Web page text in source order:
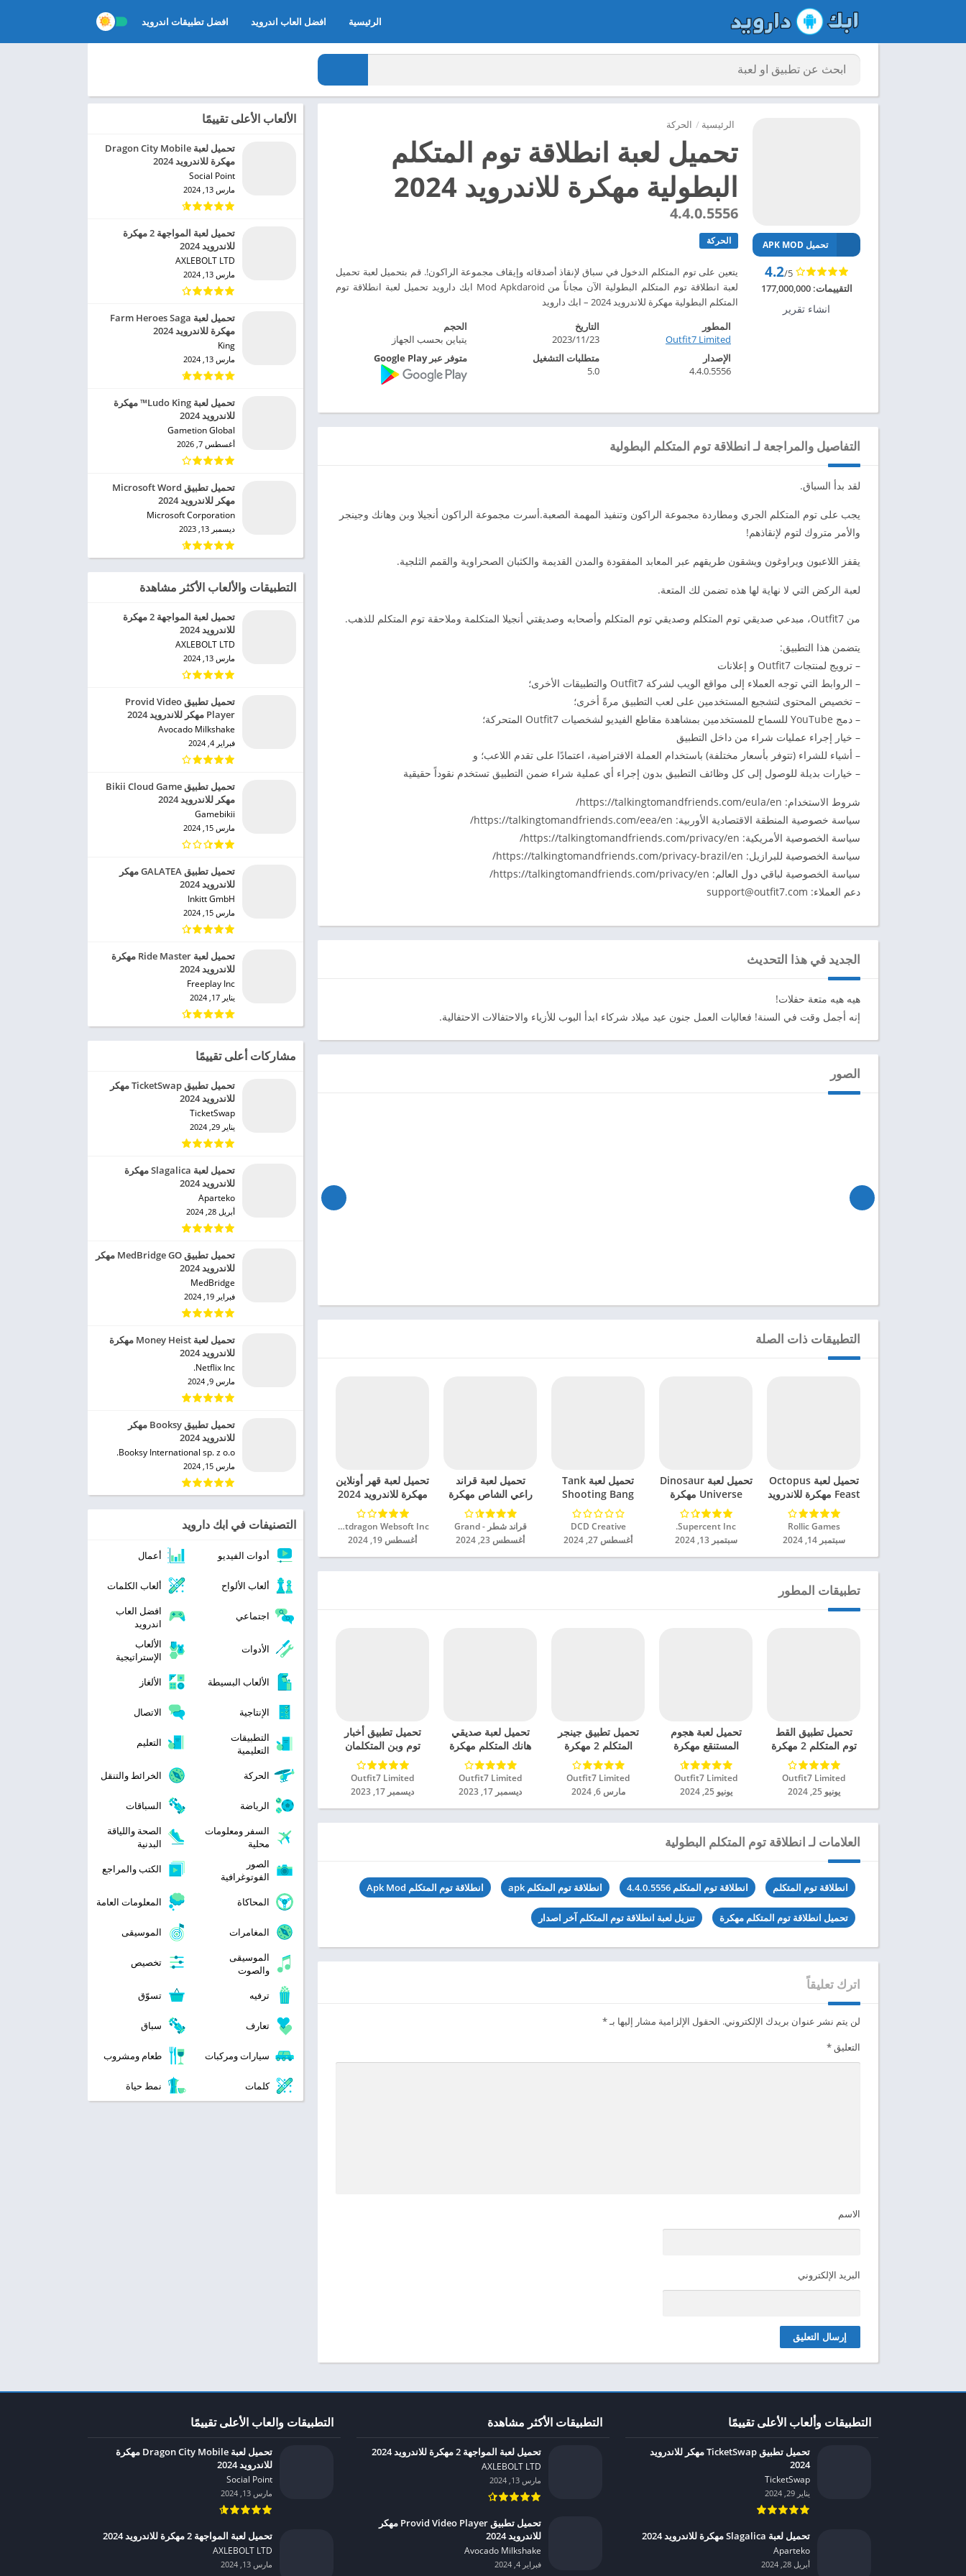
الرئيسية افضل العاب اندرويد افضل تطبيقات اندرويد
الرئيسية / الحركة
تحميل لعبة انطلاقة توم المتكلم
البطولية مهكرة للاندرويد 2024
4.4.0.5556
الحركة
يتعين على توم المتكلم الدخول في سباق لإنقاذ أصدقائه وإيقاف مجموعة الراكون!. قم بتحميل لعبة تحميل
لعبة انطلاقة توم المتكلم البطولية الآن مجاناً من Mod Apkdaroid ابك دارويد تحميل لعبة انطلاقة توم
المتكلم البطولية مهكرة للاندرويد 2024 – ابك دارويد
تحميل APK MOD
4.2/5
التقييمات:177,000,000
انشاء تقرير
المطور
Outfit7 Limited‏
التاريخ
23‏/11‏/2023
الحجم
يتباين بحسب الجهاز
الإصدار
4.4.0.5556
متطلبات التشغيل
5.0
متوفر عبر Google Play
التفاصيل والمراجعة لـ انطلاقة توم المتكلم البطولية
لقد بدأ السباق.
يجب على توم المتكلم الجري ومطاردة مجموعة الراكون وتنفيذ المهمة الصعبة.أسرت مجموعة الراكون أنجيلا وبن وهانك وجينجر
والأمر متروك لتوم لإنقاذهم!
يقفز اللاعبون ويراوغون ويشقون طريقهم عبر المعابد المفقودة والمدن القديمة والكثبان الصحراوية والقمم الثلجية.
لعبة الركض التي لا نهاية لها هذه تضمن لك المتعة.
من Outfit7، مبدعي صديقي توم المتكلم وصديقي توم المتكلم وأصحابه وصديقتي أنجيلا المتكلمة وملاحقة توم المتكلم للذهب.
يتضمن هذا التطبيق:
– ترويج لمنتجات Outfit7 و إعلانات
– الروابط التي توجه العملاء إلى مواقع الويب لشركة Outfit7 والتطبيقات الأخرى؛
– تخصيص المحتوى لتشجيع المستخدمين على لعب التطبيق مرةً أخرى؛
– دمج YouTube للسماح للمستخدمين بمشاهدة مقاطع الفيديو لشخصيات Outfit7 المتحركة؛
– خيار إجراء عمليات شراء من داخل التطبيق
– أشياء للشراء (تتوفر بأسعار مختلفة) باستخدام العملة الافتراضية، اعتمادًا على تقدم اللاعب؛ و
– خيارات بديلة للوصول إلى كل وظائف التطبيق بدون إجراء أي عملية شراء ضمن التطبيق تستخدم نقوداً حقيقية
شروط الاستخدام: https://talkingtomandfriends.com/eula/en/
سياسة خصوصية المنطقة الاقتصادية الأوربية: https://talkingtomandfriends.com/eea/en/
سياسة الخصوصية الأمريكية: https://talkingtomandfriends.com/privacy/en/
سياسة الخصوصية للبرازيل: https://talkingtomandfriends.com/privacy-brazil/en/
سياسة الخصوصية لباقي دول العالم: https://talkingtomandfriends.com/privacy/en/
دعم العملاء: support@outfit7.com
الجديد في هذا التحديث
هيه هيه متعة حفلات!
إنه أجمل وقت في السنة! فعاليات العمل جنون عيد ميلاد شركاء ابدأ البوب ​​للأزياء والاحتفالات الاحتفالية.
الصور
التطبيقات ذات الصلة
تحميل لعبة Octopus
Feast مهكرة للاندرويد
2024
Rollic Games‏
سبتمبر 14, 2024
تحميل لعبة Dinosaur
Universe مهكرة
للاندرويد 2024
Supercent Inc.‏
سبتمبر 13, 2024
تحميل لعبة Tank
Shooting Bang
مهكرة للاندرويد 2024
DCD Creative‏
أغسطس 27, 2024
تحميل لعبة قراند
راعي الشاص مهكرة
للاندرويد 2024
قراند شطر - Grand‏
أغسطس 23, 2024
تحميل لعبة قهر أونلاين
مهكرة للاندرويد 2024
Netdragon Websoft Inc‏
أغسطس 19, 2024
تطبيقات المطور
تحميل تطبيق القط
توم المتكلم 2 مهكرة
للاندرويد 2024
Outfit7 Limited‏
يونيو 25, 2024
تحميل لعبة هجوم
المستنقع مهكرة
للاندرويد 2024
Outfit7 Limited‏
يونيو 25, 2024
تحميل تطبيق جينجر
المتكلم 2 مهكرة
للاندرويد 2024
Outfit7 Limited‏
مارس 6, 2024
تحميل لعبة صديقي
هانك المتكلم مهكرة
للاندرويد 2024
Outfit7 Limited‏
ديسمبر 17, 2023
تحميل تطبيق أخبار
توم وبن المتكلمان
مهكر للاندرويد 2024
Outfit7 Limited‏
ديسمبر 17, 2023
العلامات لـ انطلاقة توم المتكلم البطولية
انطلاقة توم المتكلم انطلاقة توم المتكلم 4.4.0.5556 انطلاقة توم المتكلم apk انطلاقة توم المتكلم Apk Mod
تحميل انطلاقة توم المتكلم مهكرة تنزيل لعبة انطلاقة توم المتكلم آخر اصدار
اترك تعليقاً
لن يتم نشر عنوان بريدك الإلكتروني. الحقول الإلزامية مشار إليها بـ*
التعليق*
الاسم
البريد الإلكتروني
الألعاب الأعلى تقييمًا
تحميل لعبة Dragon City Mobile
مهكرة للاندرويد 2024
Social Point‏
مارس 13, 2024
تحميل لعبة المواجهة 2 مهكرة
للاندرويد 2024
AXLEBOLT LTD‏
مارس 13, 2024
تحميل لعبة Farm Heroes Saga
مهكرة للاندرويد 2024
King‏
مارس 13, 2024
تحميل لعبة Ludo King™ مهكرة
للاندرويد 2024
Gametion Global‏
أغسطس 7, 2026
تحميل تطبيق Microsoft Word
مهكر للاندرويد 2024
Microsoft Corporation‏
ديسمبر 13, 2023
التطبيقات والألعاب الأكثر مشاهدة
تحميل لعبة المواجهة 2 مهكرة
للاندرويد 2024
AXLEBOLT LTD‏
مارس 13, 2024
تحميل تطبيق Provid Video
Player مهكر للاندرويد 2024
Avocado Milkshake‏
فبراير 4, 2024
تحميل تطبيق Bikii Cloud Game
مهكر للاندرويد 2024
Gamebikii‏
مارس 15, 2024
تحميل تطبيق GALATEA مهكر
للاندرويد 2024
Inkitt GmbH‏
مارس 15, 2024
تحميل لعبة Ride Master مهكرة
للاندرويد 2024
Freeplay Inc‏
يناير 17, 2024
مشاركات أعلى تقييمًا
تحميل تطبيق TicketSwap مهكر
للاندرويد 2024
TicketSwap‏
يناير 29, 2024
تحميل لعبة Slagalica مهكرة
للاندرويد 2024
Aparteko‏
أبريل 28, 2024
تحميل تطبيق MedBridge GO مهكر
للاندرويد 2024
MedBridge‏
فبراير 19, 2024
تحميل لعبة Money Heist مهكرة
للاندرويد 2024
Netflix Inc.‏
مارس 9, 2024
تحميل تطبيق Booksy مهكر
للاندرويد 2024
Booksy International sp. z o.o.‏
مارس 15, 2024
التصنيفات في ابك دارويد
أدوات الفيديو أعمال
ألعاب الألواح ألعاب الكلمات
اجتماعي
افضل العاب
اندرويد
الأدوات
الألعاب
الإستراتيجية
الألعاب البسيطة
الألغاز
الإنتاجية
الاتصال
التطبيقات
التعليمية
التعليم
الحركة الخرائط والتنقل
الرياضة
السباقات
السفر ومعلومات
محلية
الصحة واللياقة
البدنية
الصور
الفوتوغرافية
الكتب والمراجع
المحاكاة المعلومات العامة
المغامرات
الموسيقى
الموسيقى
والصوت
تخصيص
ترفيه تسوّق
تعارف سباق
سيارات ومركبات طعام ومشروب
كلمات نمط حياة
التطبيقات والعاب الأعلى تقييمًا
تحميل لعبة Dragon City Mobile مهكرة
للاندرويد 2024
Social Point‏
مارس 13, 2024
تحميل لعبة المواجهة 2 مهكرة للاندرويد 2024
AXLEBOLT LTD‏
مارس 13, 2024
التطبيقات الأكثر مشاهدة
تحميل لعبة المواجهة 2 مهكرة للاندرويد 2024
AXLEBOLT LTD‏
مارس 13, 2024
تحميل تطبيق Provid Video Player مهكر
للاندرويد 2024
Avocado Milkshake‏
فبراير 4, 2024
التطبيقات وألعاب الأعلى تقييمًا
تحميل تطبيق TicketSwap مهكر للاندرويد
2024
TicketSwap‏
يناير 29, 2024
تحميل لعبة Slagalica مهكرة للاندرويد 2024
Aparteko‏
أبريل 28, 2024